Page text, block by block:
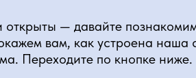
— давайте
вам, как устроена наша
Переходите по кнопке ниже.